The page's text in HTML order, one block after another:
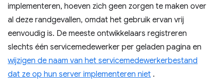
implementeren, hoeven zich geen zorgen te maken over
al deze randgevallen, omdat het gebruik ervan vrij
eenvoudig is. De meeste ontwikkelaars registreren
slechts één servicemedewerker per geladen pagina en
wijzigen de naam van het servicemedewerkerbestand
dat ze op hun server implementeren niet .